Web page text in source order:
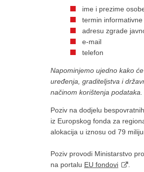
ime i prezime
termin informativne
adresu zgrade
e-mail
telefon
Napominjemo ujedno kako
uređenja, graditeljstva i
načinom korištenja podataka.
Poziv na dodjelu
iz Europskog fonda za
alokacija u iznosu od 79
Poziv provodi Ministarstvo
na portalu EU fondovi